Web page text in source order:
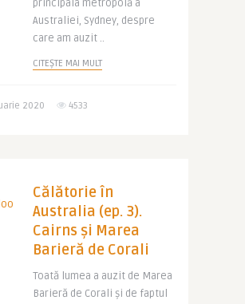
principala metropolă a
Australiei, Sydney, despre
care am auzit ..
CITEȘTE MAI MULT
2020 4533
Călătorie în
Australia (ep. 3).
Cairns și Marea
Barieră de Corali
Toată lumea a auzit de Marea
Barieră de Corali și de faptul